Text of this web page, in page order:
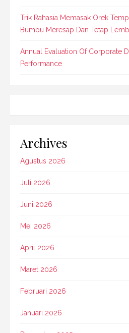
Trik Rahasia Memasak Orek
Bumbu Meresap Dan Tetap
Annual Evaluation Of Corporate
Performance
Archives
Agustus 2026
Juli 2026
Juni 2026
Mei 2026
April 2026
Maret 2026
Februari 2026
Januari 2026